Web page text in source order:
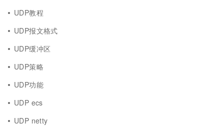
UDP教程
UDP报文格式
UDP缓冲区
UDP策略
UDP功能
UDP ecs
UDP netty